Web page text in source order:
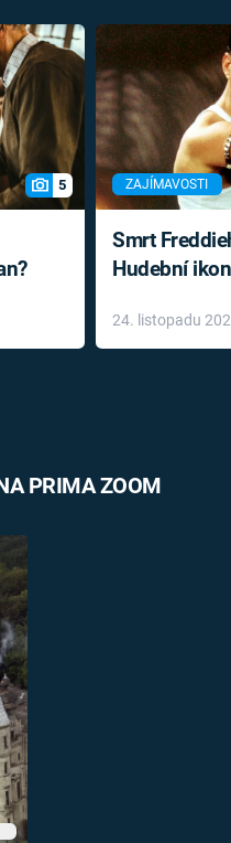
5 ZAJÍMAVOSTI
Smrt
Hudební
léky
24. listopadu
PRIMA ZOOM